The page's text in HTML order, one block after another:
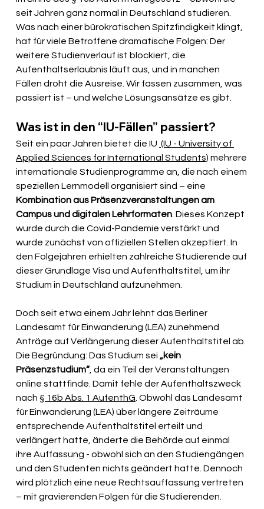
seit Jahren ganz normal in Deutschland studieren.
Was nach einer bürokratischen Spitzfindigkeit klingt,
hat für viele Betroffene dramatische Folgen: Der
weitere Studienverlauf ist blockiert, die
Aufenthaltserlaubnis läuft aus, und in manchen
Fällen droht die Ausreise. Wir fassen zusammen, was
passiert ist – und welche Lösungsansätze es gibt.
Was ist in den “IU-Fällen” passiert?
Seit ein paar Jahren bietet die IU (IU - University of
Applied Sciences for International Students) mehrere
internationale Studienprogramme an, die nach einem
speziellen Lernmodell organisiert sind – eine
Kombination aus Präsenzveranstaltungen am
Campus und digitalen Lehrformaten . Dieses Konzept
wurde durch die Covid-Pandemie verstärkt und
wurde zunächst von offiziellen Stellen akzeptiert. In
den Folgejahren erhielten zahlreiche Studierende auf
dieser Grundlage Visa und Aufenthaltstitel, um ihr
Studium in Deutschland aufzunehmen.
Doch seit etwa einem Jahr lehnt das Berliner
Landesamt für Einwanderung (LEA) zunehmend
Anträge auf Verlängerung dieser Aufenthaltstitel ab.
Die Begründung: Das Studium sei „kein
Präsenzstudium“ , da ein Teil der Veranstaltungen
online stattfinde. Damit fehle der Aufenthaltszweck
nach § 16b Abs. 1 AufenthG . Obwohl das Landesamt
für Einwanderung (LEA) über längere Zeiträume
entsprechende Aufenthaltstitel erteilt und
verlängert hatte, änderte die Behörde auf einmal
ihre Auffassung - obwohl sich an den Studiengängen
und den Studenten nichts geändert hatte. Dennoch
wird plötzlich eine neue Rechtsauffassung vertreten
– mit gravierenden Folgen für die Studierenden.